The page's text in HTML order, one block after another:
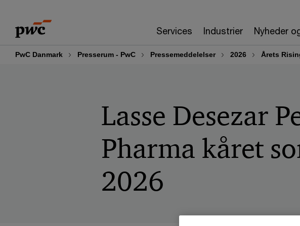
content
footer
Services Industrier Nyheder
PwC Danmark Presserum - PwC Pressemeddelelser 2026 Årets
Lasse Desezar
Pharma kåret
2026